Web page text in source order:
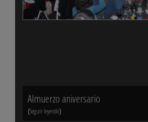
Almuerzo aniversario
(Seguir leyendo)